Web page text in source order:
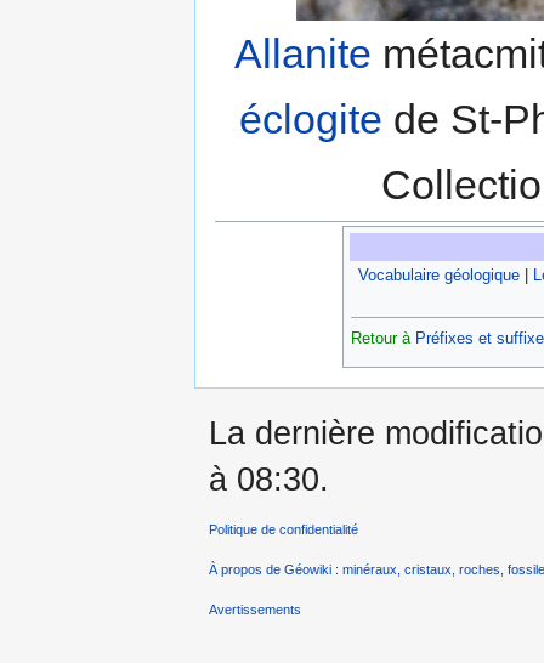
Allanite
éclogite de St-
Vocabulaire géologique|
Retour à Préfixes et
La dernière
à 08:30.
Politique de confidentialité
À propos de Géowiki : minéraux, cristaux, roches,
Avertissements